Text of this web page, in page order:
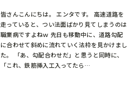
皆さんこんにちは。 エンタです。 高速道路を
走っていると、つい法面ばかり見てしまうのは
職業病ですよねｗ 先日も移動中に、道路勾配
に合わせて斜めに流れていく法枠を見かけまし
た。 「あ、勾配合わせだ」と思うと同時に、
「これ、鉄筋挿入工入ってたら…